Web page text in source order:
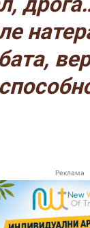
Реклама